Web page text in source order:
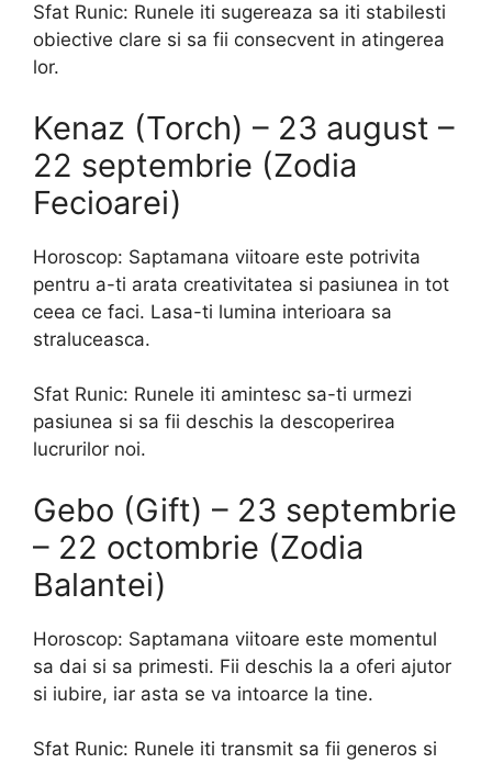
Sfat Runic: Runele iti sugereaza sa iti stabilesti
obiective clare si sa fii consecvent in atingerea
lor.
Kenaz (Torch) – 23 august –
22 septembrie (Zodia
Fecioarei)
Horoscop: Saptamana viitoare este potrivita
pentru a-ti arata creativitatea si pasiunea in tot
ceea ce faci. Lasa-ti lumina interioara sa
straluceasca.
Sfat Runic: Runele iti amintesc sa-ti urmezi
pasiunea si sa fii deschis la descoperirea
lucrurilor noi.
Gebo (Gift) – 23 septembrie
– 22 octombrie (Zodia
Balantei)
Horoscop: Saptamana viitoare este momentul
sa dai si sa primesti. Fii deschis la a oferi ajutor
si iubire, iar asta se va intoarce la tine.
Sfat Runic: Runele iti transmit sa fii generos si